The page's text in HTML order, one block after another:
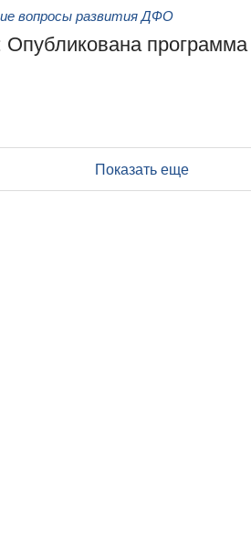
вопросы развития ДФО
Показать еще